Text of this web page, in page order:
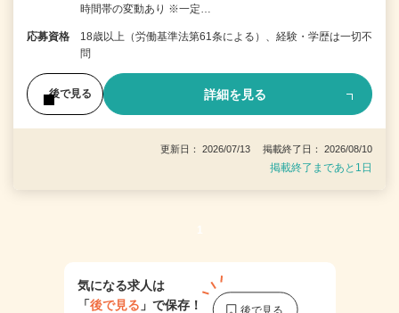
時間帯の変動あり ※一定…
応募資格
18歳以上（労働基準法第61条による）、経験・学歴は一切不
問
後で見る 詳細を見る
更新日： 2026/07/13 掲載終了日： 2026/08/10
掲載終了まであと1日
1
気になる求人は
「後で見る 」で保存！